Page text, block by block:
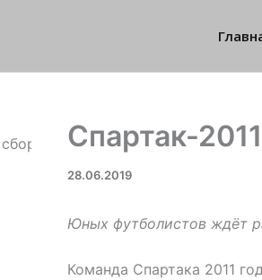
Спартак-
28.06.2019
Юных футболистов ждёт
Команда Спартака 2011